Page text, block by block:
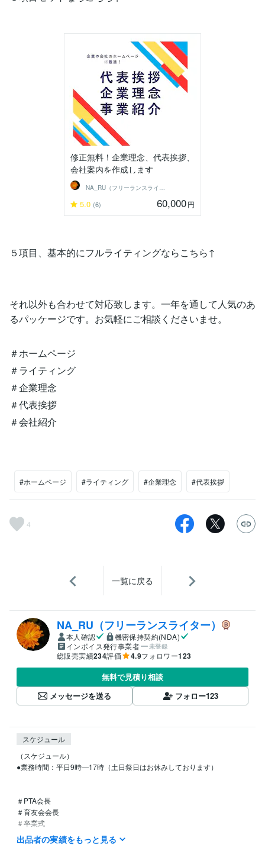
修正無料！企業理念、代表挨拶、
会社案内を作成します
5.0 (6) 60,000円
５項目、基本的にフルライティングならこちら↑
それ以外も合わせて対応致します。一年を通して人気のあ
るパッケージです。お気軽にご相談くださいませ。
＃ホームページ
＃ライティング
＃企業理念
＃代表挨拶
＃会社紹介
#ホームページ #ライティング #企業理念 #代表挨拶
4
一覧に戻る
NA_RU（フリーランスライター）
本人確認
機密保持契約(NDA)
インボイス発行事業者
未登録
総販売実績234評価 4.9フォロワー123
無料で見積り相談
メッセージを送る
フォロー123
スケジュール
（スケジュール）
●業務時間：平日9時―17時（土日祭日はお休みしております）
＃PTA会長
＃育友会会長
＃卒業式
＃祝辞
＃スピーチ
出品者の実績をもっと見る